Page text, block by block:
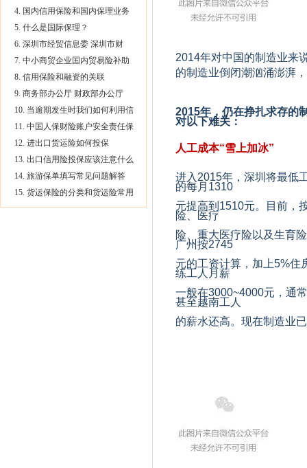
4. 国内信用保险和国内保理业务
5. 什么是国际保理？
6. 深圳市经贸信息委 深圳市财
7. 中小商贸企业国内贸易险补助
8. 信用保险和融资的关联
9. 商务部办公厅 财政部办公厅
10. 当逾期发生时我们如何利用信
11. 中国人保财险账户安全责任保
12. 进出口货运险如何投保
13. 出口信用险投保应该注意什么
14. 旅游保单填写常见问题解答
15. 货运保险的分类和货运险常用
2014年对中国的制造业来
的制造业倒闭潮汹涌澎湃，
2015年，仍在挣扎求存的
对以下难关：
人工成本“雪上加冰”
进入 2015年，深圳将最低
的每月 1310
元提高到 1510元。目前，
险、医疗
险、重大医疗险以及生育
广州按2745
元的工资计算，加上5%住
练工人月薪
一般在3000~4000元，通
甚至越南工人
的薪水还高。现在制造业